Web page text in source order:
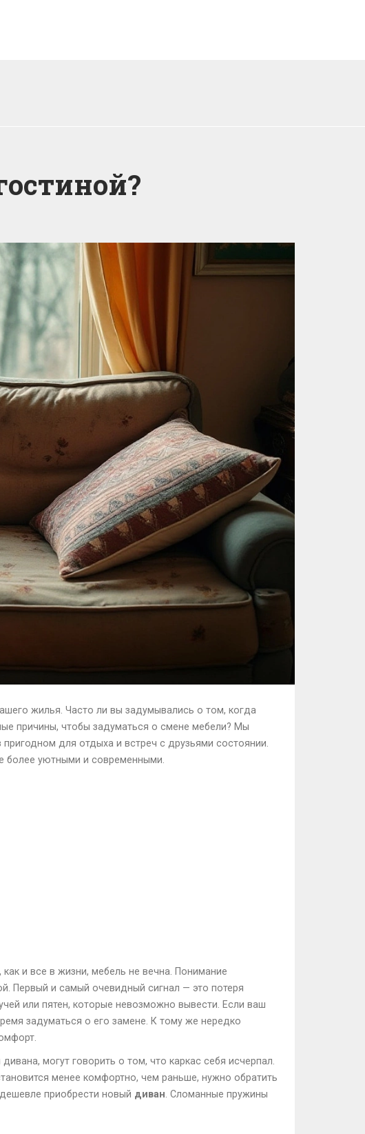
жилья. Часто ли вы задумывались о том, когда
причины, чтобы задуматься о смене мебели? Мы
для отдыха и встреч с друзьями состоянии.
более уютными и современными.
и все в жизни, мебель не вечна. Понимание
Первый и самый очевидный сигнал — это потеря
или пятен, которые невозможно вывести. Если ваш
задуматься о его замене. К тому же нередко
могут говорить о том, что каркас себя исчерпал.
менее комфортно, чем раньше, нужно обратить
приобрести новый диван. Сломанные пружины